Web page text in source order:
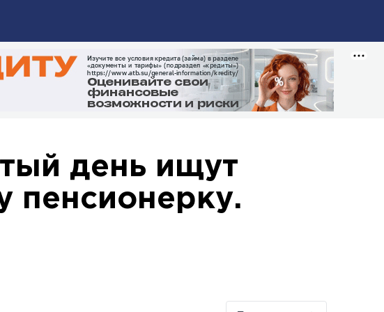
день ищут
пенсионерку.